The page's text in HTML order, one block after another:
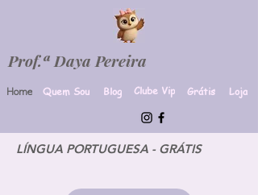
Home Loja
Clube Vip
Quem Sou Grátis
Blog
Prof.ª Daya Pereira
LÍNGUA PORTUGUESA - GRÁTIS